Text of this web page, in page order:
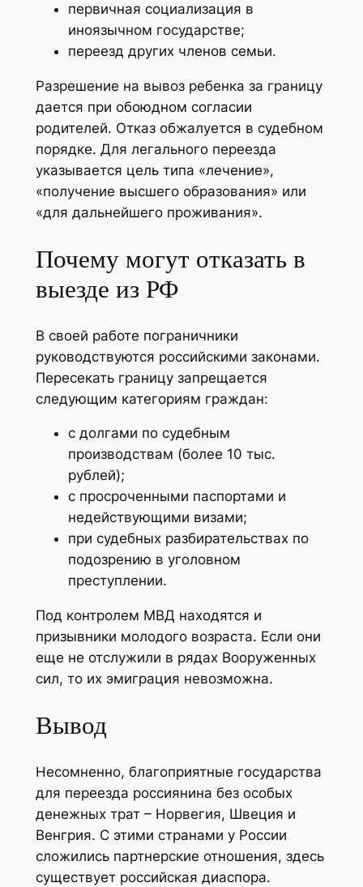
первичная социализация в
иноязычном государстве;
переезд других членов семьи.
Разрешение на вывоз ребенка за границу
дается при обоюдном согласии
родителей. Отказ обжалуется в судебном
порядке. Для легального переезда
указывается цель типа «лечение»,
«получение высшего образования» или
«для дальнейшего проживания».
Почему могут отказать в
выезде из РФ
В своей работе пограничники
руководствуются российскими законами.
Пересекать границу запрещается
следующим категориям граждан:
с долгами по судебным
производствам (более 10 тыс.
рублей);
с просроченными паспортами и
недействующими визами;
при судебных разбирательствах по
подозрению в уголовном
преступлении.
Под контролем МВД находятся и
призывники молодого возраста. Если они
еще не отслужили в рядах Вооруженных
сил, то их эмиграция невозможна.
Вывод
Несомненно, благоприятные государства
для переезда россиянина без особых
денежных трат – Норвегия, Швеция и
Венгрия. С этими странами у России
сложились партнерские отношения, здесь
существует российская диаспора.